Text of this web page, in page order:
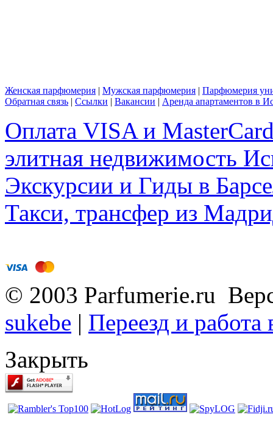
Женская парфюмерия | Мужская парфюмерия | Парфюмерия
Обратная связь | Ссылки | Вакансии | Аренда апартаментов в
Оплата VISA и
элитная недвижимость
Экскурсии и Гиды в
Такси, трансфер из
© 2003 Parfumerie.ru
sukebe | Переезд и
Закрыть